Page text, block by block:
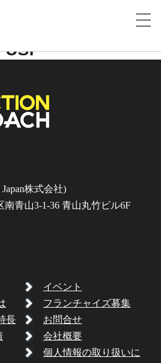
株式会社)
南青山3-1-36 青山丸竹ビル6F
長
イベント
フランチャイズ募集
お問合せ
会社概要
個人情報の取り扱いに